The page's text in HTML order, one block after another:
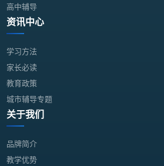
高中辅导
资讯中心
学习方法
家长必读
教育政策
城市辅导专题
关于我们
品牌简介
教学优势